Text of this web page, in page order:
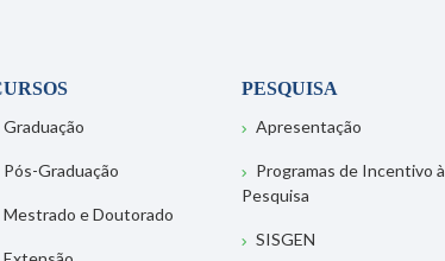
Graduação
Pós-Graduação
Mestrado e Doutorado
PESQUISA
Apresentação
Programas de Incentivo à
Pesquisa
SISGEN